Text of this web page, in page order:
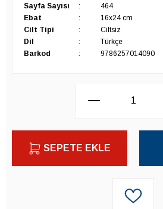
Sayfa Sayısı
:
464
Ebat
:
16x24 cm
Cilt Tipi
:
Ciltsiz
Dil
:
Türkçe
Barkod
: 9786257014090
SEPETE EKLE